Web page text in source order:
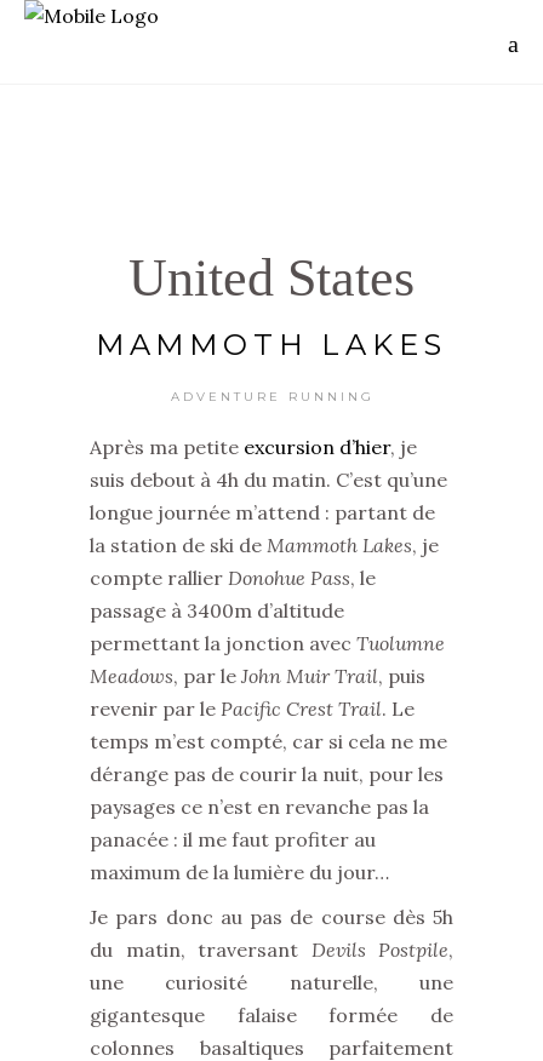
United States
MAMMOTH LAKES
ADVENTURE RUNNING
Après ma petite excursion d’hier, je
suis debout à 4h du matin. C’est qu’une
longue journée m’attend : partant de
la station de ski de Mammoth Lakes, je
compte rallier Donohue Pass, le
passage à 3400m d’altitude
permettant la jonction avec Tuolumne
Meadows, par le John Muir Trail, puis
revenir par le Pacific Crest Trail. Le
temps m’est compté, car si cela ne me
dérange pas de courir la nuit, pour les
paysages ce n’est en revanche pas la
panacée : il me faut profiter au
maximum de la lumière du jour…
Je pars donc au pas de course dès 5h
du matin, traversant Devils Postpile,
une curiosité naturelle, une
gigantesque falaise formée de
colonnes basaltiques parfaitement